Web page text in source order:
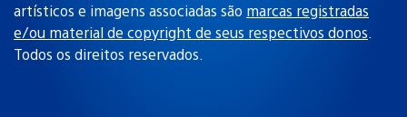
artísticos e imagens associadas são marcas registradas
e/ou material de copyright de seus respectivos donos.
Todos os direitos reservados.